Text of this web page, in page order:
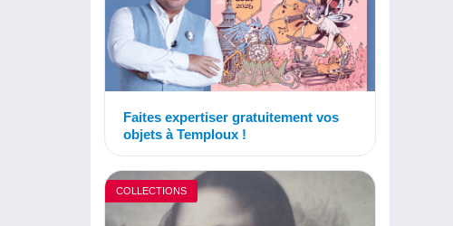
Faites expertiser gratuitement vos
objets à Temploux !
COLLECTIONS